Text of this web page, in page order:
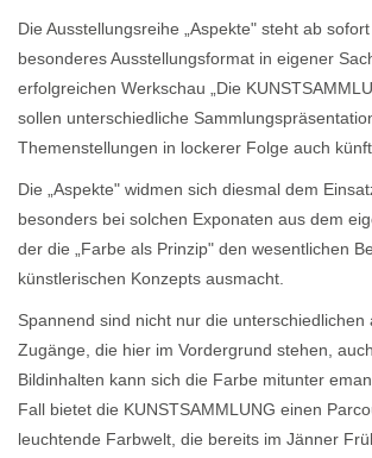
Die Ausstellungsreihe „Aspekte" steht ab
besonderes Ausstellungsformat in eigener
erfolgreichen Werkschau „Die
sollen unterschiedliche
Themenstellungen in lockerer Folge auch
Die „Aspekte" widmen sich diesmal dem
besonders bei solchen Exponaten aus dem
der die „Farbe als Prinzip" den wesentlichen
künstlerischen Konzepts ausmacht.
Spannend sind nicht nur die unterschiedlichen
Zugänge, die hier im Vordergrund stehen,
Bildinhalten kann sich die Farbe mitunter
Fall bietet die KUNSTSAMMLUNG einen
leuchtende Farbwelt, die bereits im Jänner